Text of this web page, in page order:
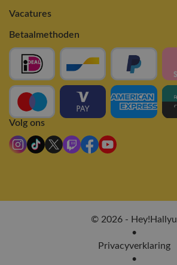
Vacatures
Betaalmethoden
Volg ons
© 2026 - Hey!Hallyu
•
Privacyverklaring
•